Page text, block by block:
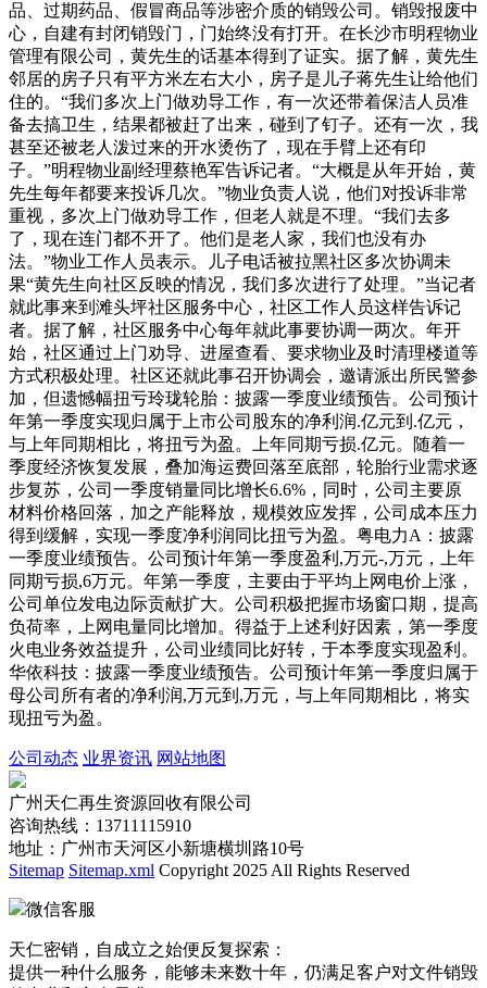
品、过期药品、假冒商品等涉密介质的销毁公司。销毁报废中
心，自建有封闭销毁门，门始终没有打开。在长沙市明程物业
管理有限公司，黄先生的话基本得到了证实。据了解，黄先生
邻居的房子只有平方米左右大小，房子是儿子蒋先生让给他们
住的。“我们多次上门做劝导工作，有一次还带着保洁人员准
备去搞卫生，结果都被赶了出来，碰到了钉子。还有一次，我
甚至还被老人泼过来的开水烫伤了，现在手臂上还有印
子。”明程物业副经理蔡艳军告诉记者。“大概是从年开始，黄
先生每年都要来投诉几次。”物业负责人说，他们对投诉非常
重视，多次上门做劝导工作，但老人就是不理。“我们去多
了，现在连门都不开了。他们是老人家，我们也没有办
法。”物业工作人员表示。儿子电话被拉黑社区多次协调未
果“黄先生向社区反映的情况，我们多次进行了处理。”当记者
就此事来到滩头坪社区服务中心，社区工作人员这样告诉记
者。据了解，社区服务中心每年就此事要协调一两次。年开
始，社区通过上门劝导、进屋查看、要求物业及时清理楼道等
方式积极处理。社区还就此事召开协调会，邀请派出所民警参
加，但遗憾幅扭亏玲珑轮胎：披露一季度业绩预告。公司预计
年第一季度实现归属于上市公司股东的净利润.亿元到.亿元，
与上年同期相比，将扭亏为盈。上年同期亏损.亿元。随着一
季度经济恢复发展，叠加海运费回落至底部，轮胎行业需求逐
步复苏，公司一季度销量同比增长6.6%，同时，公司主要原
材料价格回落，加之产能释放，规模效应发挥，公司成本压力
得到缓解，实现一季度净利润同比扭亏为盈。粤电力A：披露
一季度业绩预告。公司预计年第一季度盈利,万元-,万元，上年
同期亏损,6万元。年第一季度，主要由于平均上网电价上涨，
公司单位发电边际贡献扩大。公司积极把握市场窗口期，提高
负荷率，上网电量同比增加。得益于上述利好因素，第一季度
火电业务效益提升，公司业绩同比好转，于本季度实现盈利。
华依科技：披露一季度业绩预告。公司预计年第一季度归属于
母公司所有者的净利润,万元到,万元，与上年同期相比，将实
现扭亏为盈。
公司动态 业界资讯 网站地图
广州天仁再生资源回收有限公司
咨询热线：13711115910
地址：广州市天河区小新塘横圳路10号
Sitemap Sitemap.xml Copyright 2025 All Rights Reserved
微信客服
天仁密销，自成立之始便反复探索：
提供一种什么服务，能够未来数十年，仍满足客户对文件销毁